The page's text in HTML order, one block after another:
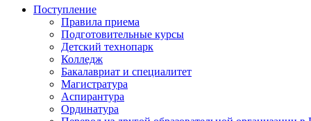
Поступление
Правила приема
Подготовительные курсы
Детский технопарк
Колледж
Бакалавриат и специалитет
Магистратура
Аспирантура
Ординатура